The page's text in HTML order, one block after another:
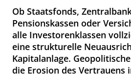
Ob Staatsfonds,
Pensionskassen oder
alle Investorenklassen
eine strukturelle
Kapitalanlage.
die Erosion des